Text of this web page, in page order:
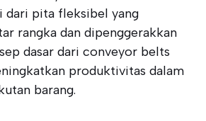
dari pita fleksibel yang
rangka dan dipenggerakkan
dasar dari conveyor belts
produktivitas dalam
barang.